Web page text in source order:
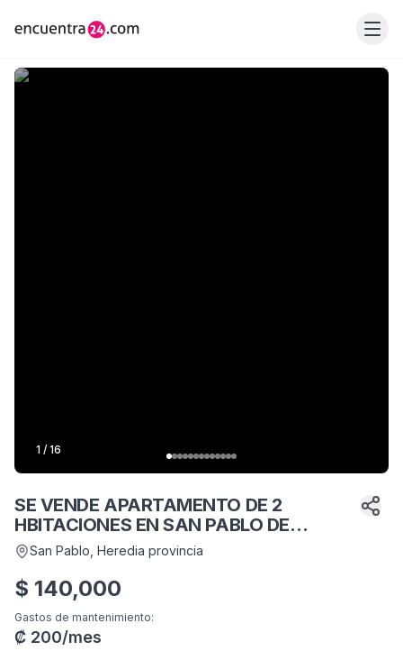
1 / 16
SE VENDE APARTAMENTO DE 2
HBITACIONES EN SAN PABLO DE
HEREDIA.
San Pablo , Heredia provincia
$ 140,000
Gastos de mantenimiento:
₡ 200/mes